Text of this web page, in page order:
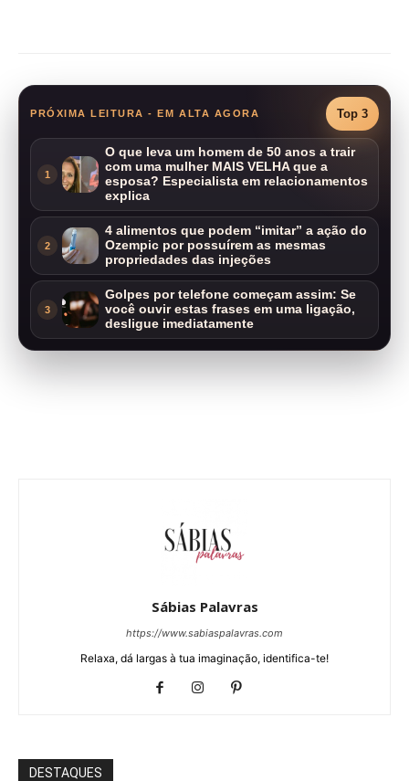
PRÓXIMA LEITURA - EM ALTA AGORA Top 3
1
O que leva um homem de 50 anos a trair
com uma mulher MAIS VELHA que a
esposa? Especialista em relacionamentos
explica
2
4 alimentos que podem “imitar” a ação do
Ozempic por possuírem as mesmas
propriedades das injeções
3
Golpes por telefone começam assim: Se
você ouvir estas frases em uma ligação,
desligue imediatamente
Sábias Palavras
https://www.sabiaspalavras.com
Relaxa, dá largas à tua imaginação, identifica-te!
DESTAQUES